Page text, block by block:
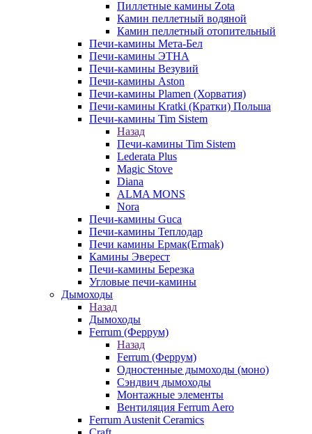
Пиллетные камины Zota
Камин пеллетный водяной
Камин пеллетный отопительный
Печи-камины Мета-Бел
Печи-камины ЭТНА
Печи-камины Везувий
Печи-камины Aston
Печи-камины Plamen (Хорватия)
Печи-камины Kratki (Кратки) Польша
Печи-камины Tim Sistem
Назад
Печи-камины Tim Sistem
Lederata Plus
Magic Stove
Diana
ALMA MONS
Nora
Печи-камины Guca
Печи-камины Теплодар
Печи камины Ермак(Ermak)
Камины Эверест
Печи-камины Березка
Угловые печи-камины
Дымоходы
Назад
Дымоходы
Ferrum (Феррум)
Назад
Ferrum (Феррум)
Одностенные дымоходы (моно)
Сэндвич дымоходы
Монтажные элементы
Вентиляция Ferrum Aero
Ferrum Austenit Ceramics